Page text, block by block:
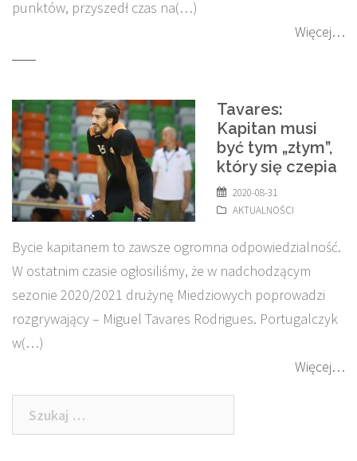
punktów, przyszedł czas na(…)
Więcej…
Tavares:
Kapitan musi
być tym „złym”,
który się czepia
2020-08-31
AKTUALNOŚCI
Bycie kapitanem to zawsze ogromna odpowiedzialność.
W ostatnim czasie ogłosiliśmy, że w nadchodzącym
sezonie 2020/2021 drużynę Miedziowych poprowadzi
rozgrywający – Miguel Tavares Rodrigues. Portugalczyk
w(…)
Więcej…
Szukaj: